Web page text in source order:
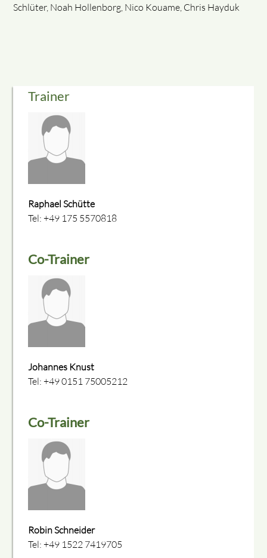
Schlüter, Noah Hollenborg, Nico Kouame, Chris Hayduk
Trainer
Raphael Schütte
Tel: +49 175 5570818
Co-Trainer
Johannes Knust
Tel: +49 0151 75005212
Co-Trainer
Robin Schneider
Tel: +49 1522 7419705